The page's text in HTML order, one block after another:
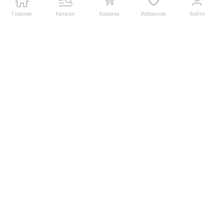
Купить в 1 клик
Главная Каталог Корзина Избранное Войти